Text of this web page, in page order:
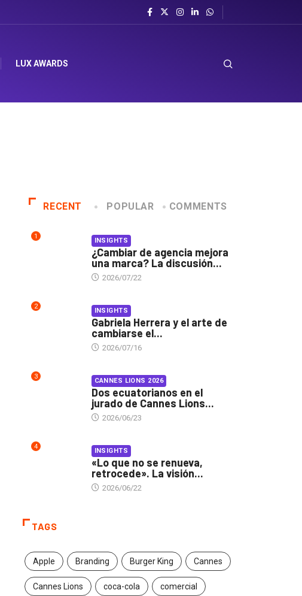
LUX AWARDS
RECENT POPULAR COMMENTS
1 INSIGHTS
¿Cambiar de agencia mejora
una marca? La discusión...
2026/07/22
2 INSIGHTS
Gabriela Herrera y el arte de
cambiarse el...
2026/07/16
3 CANNES LIONS 2026
Dos ecuatorianos en el
jurado de Cannes Lions...
2026/06/23
4 INSIGHTS
«Lo que no se renueva,
retrocede». La visión...
2026/06/22
TAGS
Apple Branding Burger King Cannes
Cannes Lions coca-cola comercial